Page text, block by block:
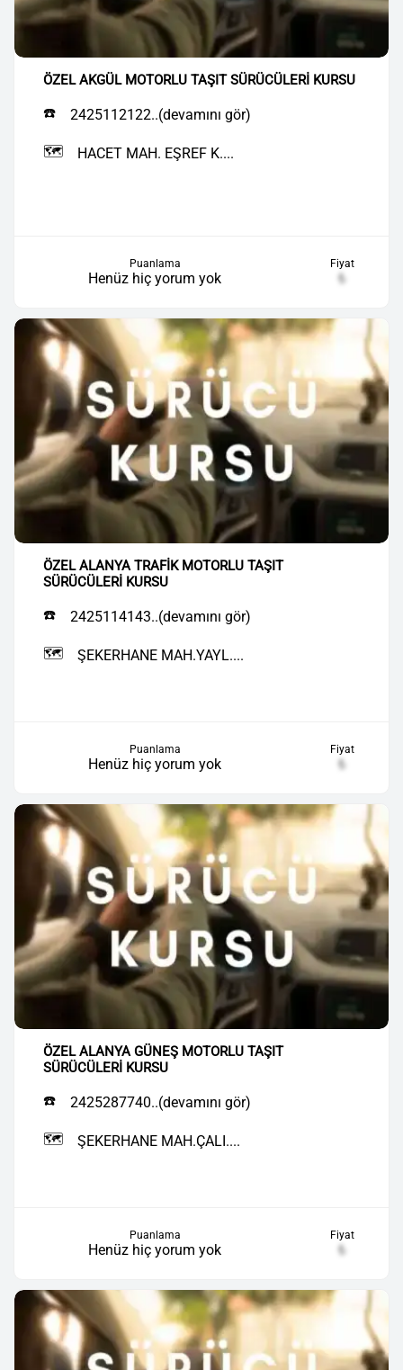
ÖZEL AKGÜL MOTORLU TAŞIT SÜRÜCÜLERİ KURSU
☎️ 2425112122..(devamını gör)
🗺️ HACET MAH. EŞREF K....
Puanlama
Henüz hiç yorum yok
Fiyat
₺
ÖZEL ALANYA TRAFİK MOTORLU TAŞIT
SÜRÜCÜLERİ KURSU
☎️ 2425114143..(devamını gör)
🗺️ ŞEKERHANE MAH.YAYL....
Puanlama
Henüz hiç yorum yok
Fiyat
₺
ÖZEL ALANYA GÜNEŞ MOTORLU TAŞIT
SÜRÜCÜLERİ KURSU
☎️ 2425287740..(devamını gör)
🗺️ ŞEKERHANE MAH.ÇALI....
Puanlama
Henüz hiç yorum yok
Fiyat
₺